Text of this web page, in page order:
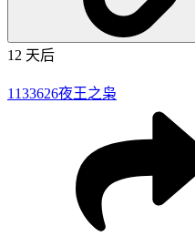
12 天后
1133626夜王之枭